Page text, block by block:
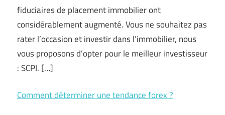
fiduciaires de placement immobilier ont
considérablement augmenté. Vous ne souhaitez pas
rater l’occasion et investir dans l’immobilier, nous
vous proposons d’opter pour le meilleur investisseur
: SCPI. […]
Comment déterminer une tendance forex ?